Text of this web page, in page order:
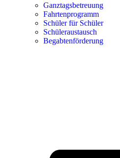
Ganztagsbetreuung
Fahrtenprogramm
Schüler für Schüler
Schüleraustausch
Begabtenförderung